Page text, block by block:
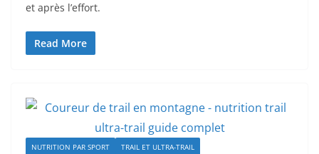
et après l’effort.
Read More
NUTRITION PAR SPORT TRAIL ET ULTRA-TRAIL